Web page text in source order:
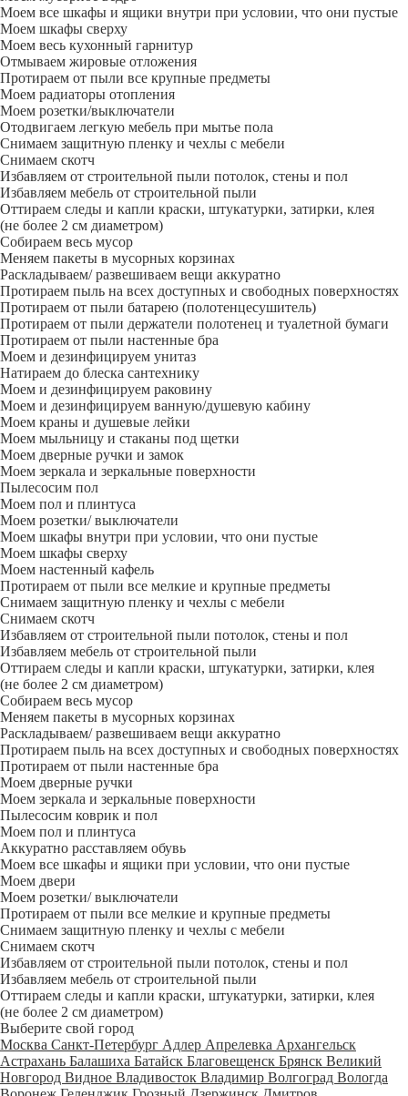
Моем все шкафы и ящики внутри при условии, что они пустые
Моем шкафы сверху
Моем весь кухонный гарнитур
Отмываем жировые отложения
Протираем от пыли все крупные предметы
Моем радиаторы отопления
Моем розетки/выключатели
Отодвигаем легкую мебель при мытье пола
Снимаем защитную пленку и чехлы с мебели
Снимаем скотч
Избавляем от строительной пыли потолок, стены и пол
Избавляем мебель от строительной пыли
Оттираем следы и капли краски, штукатурки, затирки, клея
(не более 2 см диаметром)
Собираем весь мусор
Меняем пакеты в мусорных корзинах
Раскладываем/ развешиваем вещи аккуратно
Протираем пыль на всех доступных и свободных поверхностях
Протираем от пыли батарею (полотенцесушитель)
Протираем от пыли держатели полотенец и туалетной бумаги
Протираем от пыли настенные бра
Моем и дезинфицируем унитаз
Натираем до блеска сантехнику
Моем и дезинфицируем раковину
Моем и дезинфицируем ванную/душевую кабину
Моем краны и душевые лейки
Моем мыльницу и стаканы под щетки
Моем дверные ручки и замок
Моем зеркала и зеркальные поверхности
Пылесосим пол
Моем пол и плинтуса
Моем розетки/ выключатели
Моем шкафы внутри при условии, что они пустые
Моем шкафы сверху
Моем настенный кафель
Протираем от пыли все мелкие и крупные предметы
Снимаем защитную пленку и чехлы с мебели
Снимаем скотч
Избавляем от строительной пыли потолок, стены и пол
Избавляем мебель от строительной пыли
Оттираем следы и капли краски, штукатурки, затирки, клея
(не более 2 см диаметром)
Собираем весь мусор
Меняем пакеты в мусорных корзинах
Раскладываем/ развешиваем вещи аккуратно
Протираем пыль на всех доступных и свободных поверхностях
Протираем от пыли настенные бра
Моем дверные ручки
Моем зеркала и зеркальные поверхности
Пылесосим коврик и пол
Моем пол и плинтуса
Аккуратно расставляем обувь
Моем все шкафы и ящики при условии, что они пустые
Моем двери
Моем розетки/ выключатели
Протираем от пыли все мелкие и крупные предметы
Снимаем защитную пленку и чехлы с мебели
Снимаем скотч
Избавляем от строительной пыли потолок, стены и пол
Избавляем мебель от строительной пыли
Оттираем следы и капли краски, штукатурки, затирки, клея
(не более 2 см диаметром)
Выберите свой город
Москва Санкт-Петербург Адлер Апрелевка Архангельск
Астрахань Балашиха Батайск Благовещенск Брянск Великий
Новгород Видное Владивосток Владимир Волгоград Вологда